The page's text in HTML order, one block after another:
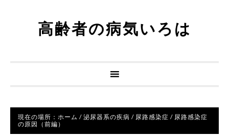
高齢者の病気いろは
現在の場所： ホーム / 泌尿器系の疾病 / 尿路感染症 / 尿路感染症
の原因（前編）